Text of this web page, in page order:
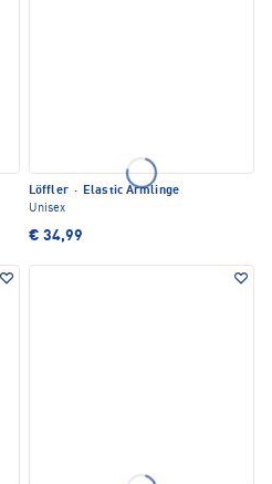
Löffler · Elastic Armlinge
Unisex
€ 34,99